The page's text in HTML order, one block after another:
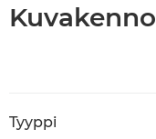
Kuvakenno
Tyyppi